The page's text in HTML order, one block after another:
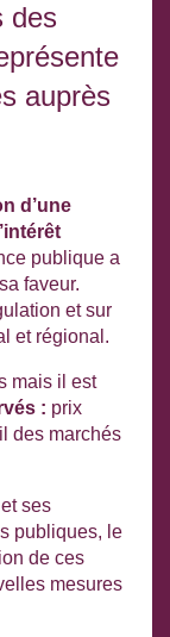
des
auprès
d’une
publique a
faveur.
et sur
et régional.
mais il est
: prix
des marchés
ses
publiques, le
de ces
mesures